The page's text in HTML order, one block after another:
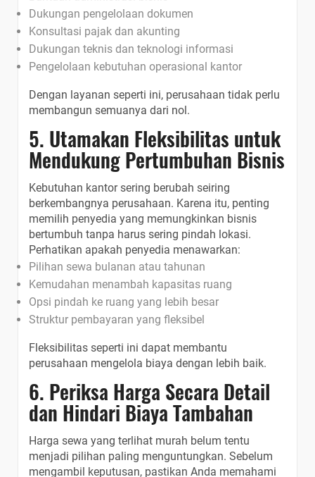
Dukungan pengelolaan dokumen
Konsultasi pajak dan akunting
Dukungan teknis dan teknologi informasi
Pengelolaan kebutuhan operasional kantor
Dengan layanan seperti ini, perusahaan tidak perlu
membangun semuanya dari nol.
5. Utamakan Fleksibilitas untuk
Mendukung Pertumbuhan Bisnis
Kebutuhan kantor sering berubah seiring
berkembangnya perusahaan. Karena itu, penting
memilih penyedia yang memungkinkan bisnis
bertumbuh tanpa harus sering pindah lokasi.
Perhatikan apakah penyedia menawarkan:
Pilihan sewa bulanan atau tahunan
Kemudahan menambah kapasitas ruang
Opsi pindah ke ruang yang lebih besar
Struktur pembayaran yang fleksibel
Fleksibilitas seperti ini dapat membantu
perusahaan mengelola biaya dengan lebih baik.
6. Periksa Harga Secara Detail
dan Hindari Biaya Tambahan
Harga sewa yang terlihat murah belum tentu
menjadi pilihan paling menguntungkan. Sebelum
mengambil keputusan, pastikan Anda memahami